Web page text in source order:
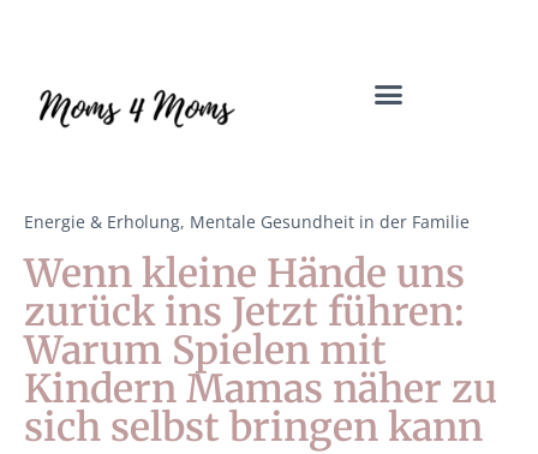
Energie & Erholung, Mentale Gesundheit in der Familie
Wenn kleine Hände uns
zurück ins Jetzt führen:
Warum Spielen mit
Kindern Mamas näher zu
sich selbst bringen kann